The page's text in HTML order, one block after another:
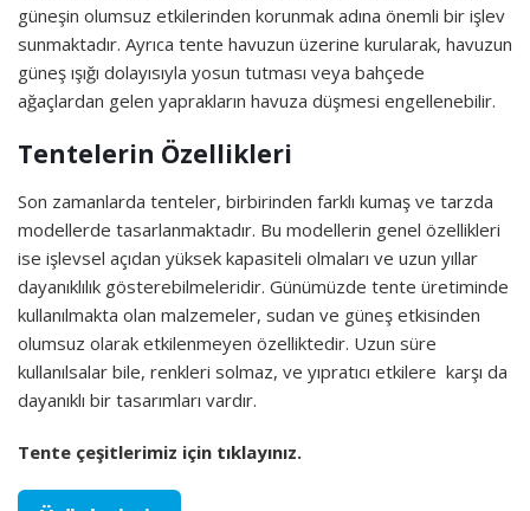
güneşin olumsuz etkilerinden korunmak adına önemli bir işlev
sunmaktadır. Ayrıca tente havuzun üzerine kurularak, havuzun
güneş ışığı dolayısıyla yosun tutması veya bahçede
ağaçlardan gelen yaprakların havuza düşmesi engellenebilir.
Tentelerin Özellikleri
Son zamanlarda tenteler, birbirinden farklı kumaş ve tarzda
modellerde tasarlanmaktadır. Bu modellerin genel özellikleri
ise işlevsel açıdan yüksek kapasiteli olmaları ve uzun yıllar
dayanıklılık gösterebilmeleridir. Günümüzde tente üretiminde
kullanılmakta olan malzemeler, sudan ve güneş etkisinden
olumsuz olarak etkilenmeyen özelliktedir. Uzun süre
kullanılsalar bile, renkleri solmaz, ve yıpratıcı etkilere karşı da
dayanıklı bir tasarımları vardır.
Tente çeşitlerimiz için tıklayınız.